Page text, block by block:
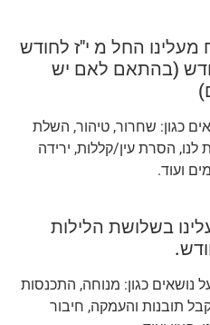
מעלינו החל מ י"ז לחודש
(בהתאם לאם יש
כגון: שחרור, טיהור, השלת
לנו, הסרת עין/קללות, ירידה
ועוד.
בשלושת הלילות
נושאים כגון: מנוחה, התכנסות
תובנות והעמקה, חיבור